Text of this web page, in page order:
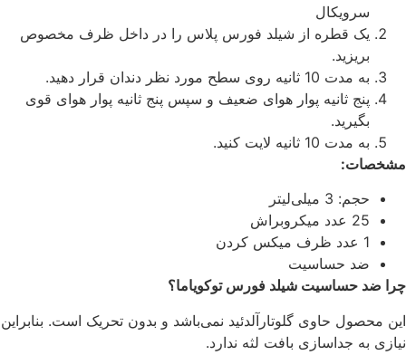
سرویکال
یک قطره از شیلد فورس پلاس را در داخل ظرف مخصوص
بریزید.
به مدت 10 ثانیه روی سطح مورد نظر دندان قرار دهید.
پنج ثانیه پوار هوای ضعیف و سپس پنج ثانیه پوار هوای قوی
بگیرید.
به مدت 10 ثانیه لایت کنید.
مشخصات:
حجم: 3 میلی‌لیتر
25 عدد میکروبراش
1 عدد ظرف میکس کردن
ضد حساسیت
چرا ضد حساسیت شیلد فورس توکویاما؟
این محصول حاوی گلوتارآلدئید نمی‌باشد و بدون تحریک است. بنابراین
نیازی به جداسازی بافت لثه ندارد.